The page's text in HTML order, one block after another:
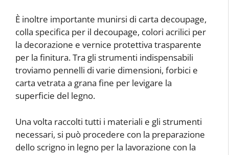
È inoltre importante munirsi di carta decoupage,
colla specifica per il decoupage, colori acrilici per
la decorazione e vernice protettiva trasparente
per la finitura. Tra gli strumenti indispensabili
troviamo pennelli di varie dimensioni, forbici e
carta vetrata a grana fine per levigare la
superficie del legno.
Una volta raccolti tutti i materiali e gli strumenti
necessari, si può procedere con la preparazione
dello scrigno in legno per la lavorazione con la